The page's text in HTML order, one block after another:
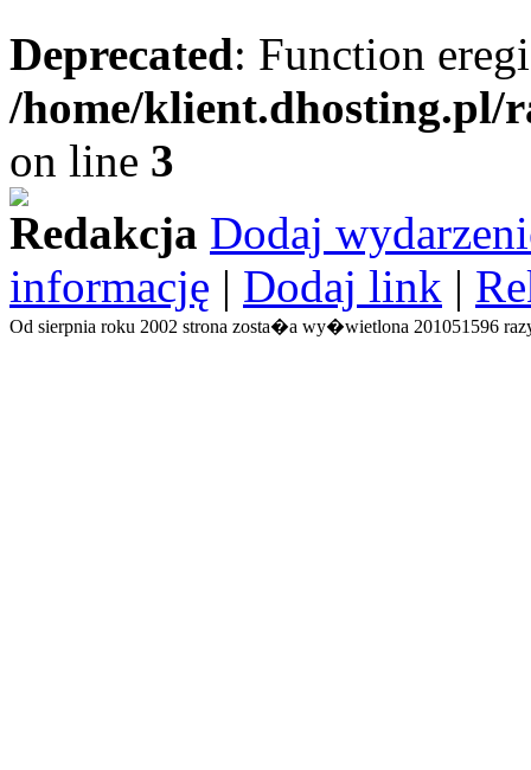
Deprecated: Function
/home/
on line 3
Redakcja Dodaj
informację | Dodaj link |
Od sierpnia roku 2002 strona zosta�a wy�wietlona 201051596